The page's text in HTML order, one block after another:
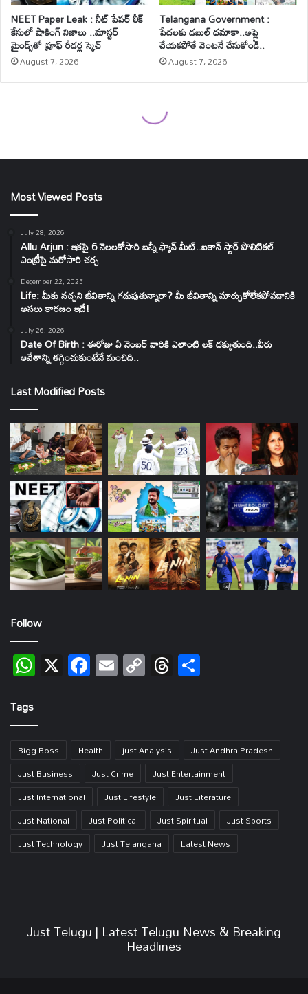
Most Viewed Posts
July 28, 2026
Allu Arjun : ఇకపై 6 నెలలకోసారి బన్నీ ఫ్యాన్ మీట్..ఐకాన్ స్టార్ పొలిటికల్
ఎంట్రీపై మరోసారి చర్చ
December 22, 2025
Life: మీకు నచ్చని జీవితాన్ని గడుపుతున్నారా? మీ జీవితాన్ని మార్చుకోలేకపోవడానికి
అసలు కారణం ఇదే!
July 26, 2026
Date Of Birth : ఈరోజు ఏ నెంబర్ వారికి ఎలాంటి లక్ దక్కుతుంది..వీరు
ఆవేశాన్ని తగ్గించుకుంటేనే మంచిది..
Last Modified Posts
Follow
WhatsApp
X Facebook
EmailCopy
Link
Threads
Tags
Bigg Boss Health just Analysis
Just Andhra Pradesh
Just Business
Just Crime
Just Entertainment
Just International
Just Lifestyle
Just Literature
Just National
Just Political Just Spiritual
Just Sports
Just Technology
Just Telangana Latest News
Just Telugu | Latest Telugu News & Breaking
Headlines